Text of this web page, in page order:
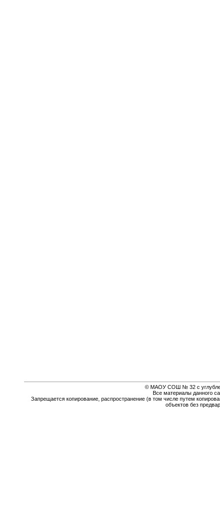
© МАОУ СОШ № 32 с
Все материалы данного
Запрещается копирование, распространение (в том числе путем
объектов без